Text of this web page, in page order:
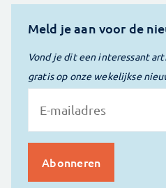
Meld je aan voor de
Vond je dit een interessant
gratis op onze wekelijkse